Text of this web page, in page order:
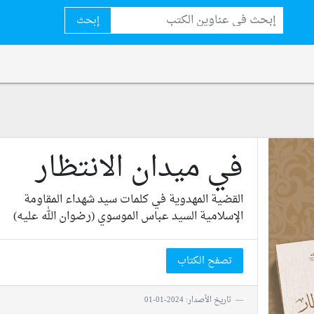
إبحث
في ميدان الانتظار
القضية المهدوية في كلمات سيد شهداء المقاومة
الإسلامية السيد عباس الموسوي (رضوان الله عليه)
تصفح الكتاب
تاريخ الأصدار: 2024-01-01